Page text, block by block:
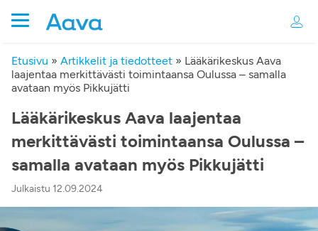
Etusivu » Artikkelit ja tiedotteet » Lääkärikeskus Aava
laajentaa merkittävästi toimintaansa Oulussa – samalla
avataan myös Pikkujätti
Lääkärikeskus Aava laajentaa
merkittävästi toimintaansa Oulussa –
samalla avataan myös Pikkujätti
Julkaistu 12.09.2024